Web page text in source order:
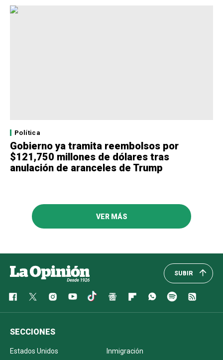
Política
Gobierno ya tramita reembolsos por
$121,750 millones de dólares tras
anulación de aranceles de Trump
VER MÁS
SUBIR
SECCIONES
Estados Unidos
Inmigración